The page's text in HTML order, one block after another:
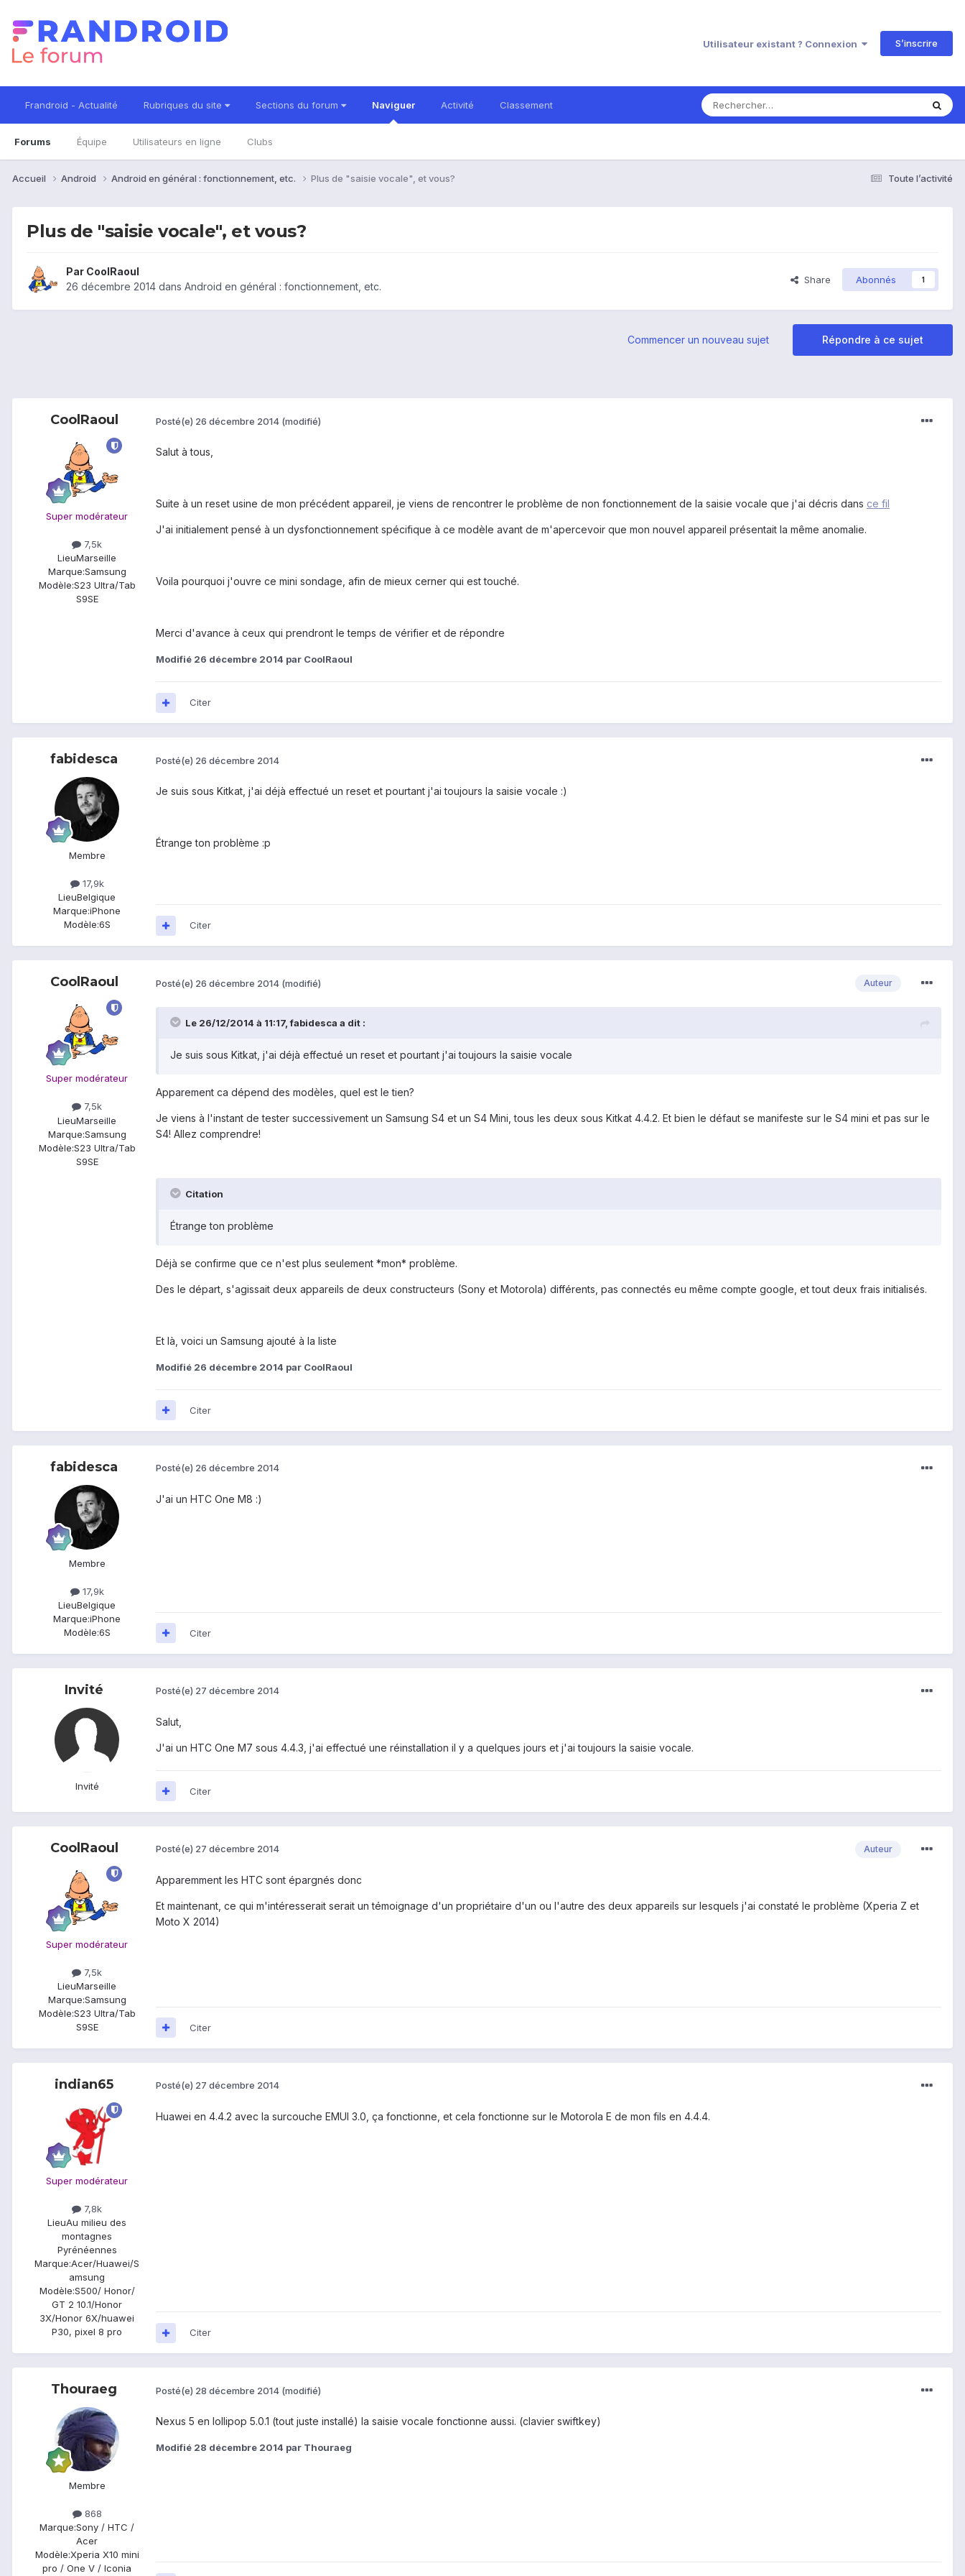
Utilisateur existant ? Connexion S’inscrire
Frandroid - Actualité Rubriques du site Sections du forum Naviguer
Forums Équipe Utilisateurs en ligne Clubs
Activité Classement
Toute l’activité
Accueil Android Android en général : fonctionnement, etc. Plus de "saisie vocale", et vous?
Plus de "saisie vocale", et vous?
Par CoolRaoul
26 décembre 2014 dans Android en général : fonctionnement, etc.
Share Abonnés 1
Répondre à ce sujet
Commencer un nouveau sujet
CoolRaoul
Super modérateur
7,5k
LieuMarseille
Marque:Samsung
Modèle:S23 Ultra/Tab
S9SE
Posté(e) 26 décembre 2014 (modifié)
Salut à tous,
Suite à un reset usine de mon précédent appareil, je viens de rencontrer le problème de non fonctionnement de la saisie vocale que j'ai décris dans ce fil
J'ai initialement pensé à un dysfonctionnement spécifique à ce modèle avant de m'apercevoir que mon nouvel appareil présentait la même anomalie.
Voila pourquoi j'ouvre ce mini sondage, afin de mieux cerner qui est touché.
Merci d'avance à ceux qui prendront le temps de vérifier et de répondre
Modifié 26 décembre 2014 par CoolRaoul
Citer
fabidesca
Membre
17,9k
LieuBelgique
Marque:iPhone
Modèle:6S
Posté(e) 26 décembre 2014
Je suis sous Kitkat, j'ai déjà effectué un reset et pourtant j'ai toujours la saisie vocale :)
Étrange ton problème :p
Citer
CoolRaoul
Super modérateur
7,5k
LieuMarseille
Marque:Samsung
Modèle:S23 Ultra/Tab
S9SE
Auteur
Posté(e) 26 décembre 2014 (modifié)
Le 26/12/2014 à 11:17, fabidesca a dit :
Je suis sous Kitkat, j'ai déjà effectué un reset et pourtant j'ai toujours la saisie vocale
Apparement ca dépend des modèles, quel est le tien?
Je viens à l'instant de tester successivement un Samsung S4 et un S4 Mini, tous les deux sous Kitkat 4.4.2. Et bien le défaut se manifeste sur le S4 mini et pas sur le
S4! Allez comprendre!
Citation
Étrange ton problème
Déjà se confirme que ce n'est plus seulement *mon* problème.
Des le départ, s'agissait deux appareils de deux constructeurs (Sony et Motorola) différents, pas connectés eu même compte google, et tout deux frais initialisés.
Et là, voici un Samsung ajouté à la liste
Modifié 26 décembre 2014 par CoolRaoul
Citer
fabidesca
Membre
17,9k
LieuBelgique
Marque:iPhone
Modèle:6S
Posté(e) 26 décembre 2014
J'ai un HTC One M8 :)
Citer
Invité
Invité
Posté(e) 27 décembre 2014
Salut,
J'ai un HTC One M7 sous 4.4.3, j'ai effectué une réinstallation il y a quelques jours et j'ai toujours la saisie vocale.
Citer
CoolRaoul
Super modérateur
7,5k
LieuMarseille
Marque:Samsung
Modèle:S23 Ultra/Tab
S9SE
Auteur
Posté(e) 27 décembre 2014
Apparemment les HTC sont épargnés donc
Et maintenant, ce qui m'intéresserait serait un témoignage d'un propriétaire d'un ou l'autre des deux appareils sur lesquels j'ai constaté le problème (Xperia Z et
Moto X 2014)
Citer
indian65
Super modérateur
7,8k
LieuAu milieu des
montagnes
Pyrénéennes
Marque:Acer/Huawei/S
amsung
Modèle:S500/ Honor/
GT 2 10.1/Honor
3X/Honor 6X/huawei
P30, pixel 8 pro
Posté(e) 27 décembre 2014
Huawei en 4.4.2 avec la surcouche EMUI 3.0, ça fonctionne, et cela fonctionne sur le Motorola E de mon fils en 4.4.4.
Citer
Thouraeg
Membre
868
Marque:Sony / HTC /
Acer
Modèle:Xperia X10 mini
pro / One V / Iconia
Posté(e) 28 décembre 2014 (modifié)
Nexus 5 en lollipop 5.0.1 (tout juste installé) la saisie vocale fonctionne aussi. (clavier swiftkey)
Modifié 28 décembre 2014 par Thouraeg